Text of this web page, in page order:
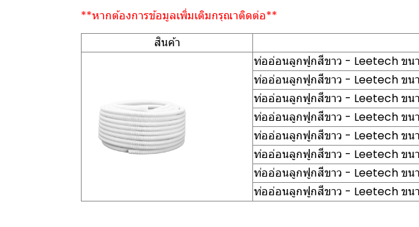
**หากต้องการข้อมูลเพิ่มเติมกรุณาติดต่อ**
สินค้า
ท่ออ่อนลูกฟูกสีขาว - Leetech ขน
ท่ออ่อนลูกฟูกสีขาว - Leetech ขน
ท่ออ่อนลูกฟูกสีขาว - Leetech ขน
ท่ออ่อนลูกฟูกสีขาว - Leetech ขน
ท่ออ่อนลูกฟูกสีขาว - Leetech ขน
ท่ออ่อนลูกฟูกสีขาว - Leetech ขน
ท่ออ่อนลูกฟูกสีขาว - Leetech ขน
ท่ออ่อนลูกฟูกสีขาว - Leetech ขน